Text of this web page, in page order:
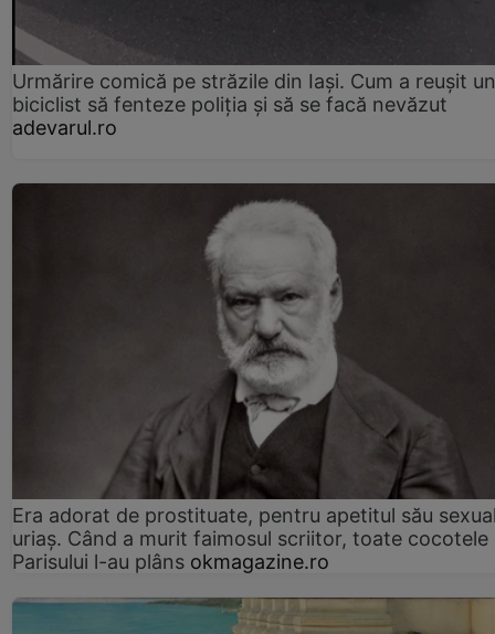
Urmărire comică pe străzile din Iași. Cum a reușit un
biciclist să fenteze poliția și să se facă nevăzut
adevarul.ro
Era adorat de prostituate, pentru apetitul său
uriaș. Când a murit faimosul scriitor, toate cocotele
Parisului l-au plâns okmagazine.ro